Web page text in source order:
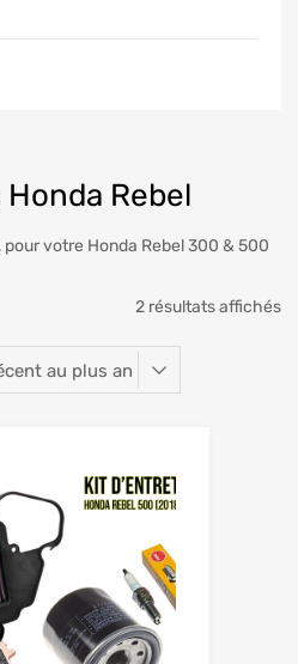
Rebel
pour votre Honda Rebel 300 & 500
2 résultats affichés